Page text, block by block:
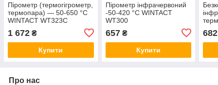
Пірометр (термогігрометр,
термопара) — 50-650 °C
WINTACT WT323C
1 672 ₴
Купити
Пірометр інфрачервоний
-50-420 °C WINTACT
WT300
657₴
Купити
682
Про нас